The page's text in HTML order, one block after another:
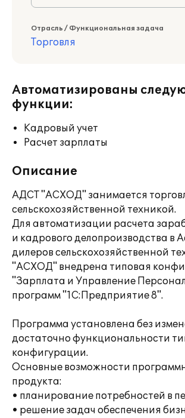
Отрасль / Функциональная задача
Торговля
Автоматизированы
функции:
Кадровый учет
Расчет зарплаты
Описание
АДСТ "АСХОД" занимается
сельскохозяйственной техникой.
Для автоматизации расчета
и кадрового делопроизводства в
дилеров сельскохозяйственной
"АСХОД" внедрена типовая
"Зарплата и Управление
программ "1С:Предприятие 8".
Программа установлена без
достаточно функциональности
конфигурации.
Основные возможности
продукта:
• планирование потребностей в
• решение задач обеспечения